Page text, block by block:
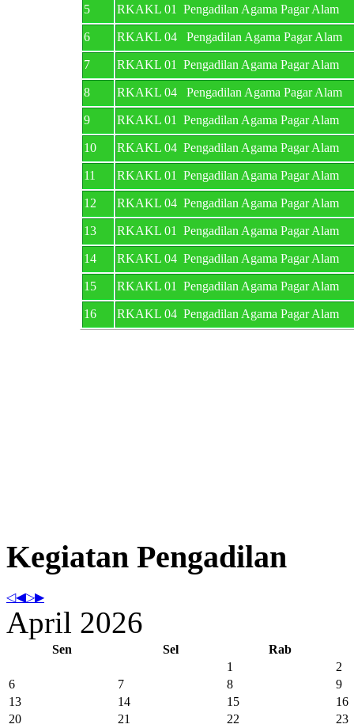
5 RKAKL 01 Pengadilan Agama Pagar Alam
6 RKAKL 04 Pengadilan Agama Pagar Alam
7 RKAKL 01 Pengadilan Agama Pagar Alam
8 RKAKL 04 Pengadilan Agama Pagar Alam
9 RKAKL 01 Pengadilan Agama Pagar Alam
10 RKAKL 04 Pengadilan Agama Pagar Alam
11 RKAKL 01 Pengadilan Agama Pagar Alam
12 RKAKL 04 Pengadilan Agama Pagar Alam
13 RKAKL 01 Pengadilan Agama Pagar Alam
14 RKAKL 04 Pengadilan Agama Pagar Alam
15 RKAKL 01 Pengadilan Agama Pagar Alam
16 RKAKL 04 Pengadilan Agama Pagar Alam
Kegiatan Pengadilan
April 2026
Sen Sel
Rab
1
2
6
7 8
9
13
14 15
16
20
21 22
23